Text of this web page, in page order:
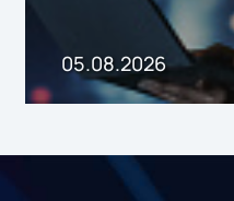
05.08.2026